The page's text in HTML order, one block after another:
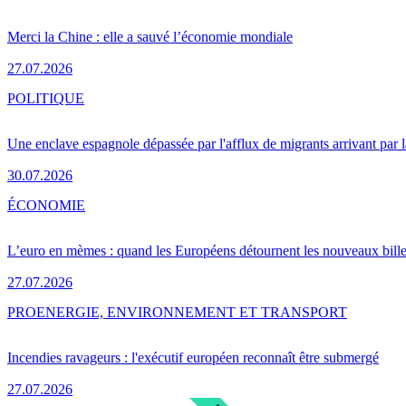
Merci la Chine : elle a sauvé l’économie mondiale
27.07.2026
Une enclave espagnole dépassée par l'afflux de migrants arrivant par
30.07.2026
POLITIQUE
L’euro en mèmes : quand les Européens détournent les nouveaux
27.07.2026
ÉCONOMIE
Incendies ravageurs : l'exécutif européen reconnaît être submergé
27.07.2026
PROENERGIE, ENVIRONNEMENT ET TRANSPORT